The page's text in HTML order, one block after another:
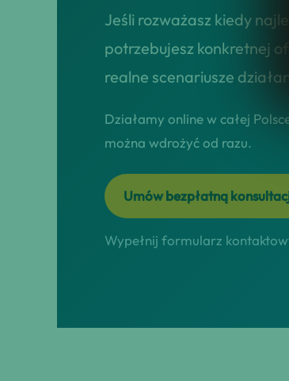
Jeśli rozważasz kiedy
potrzebujesz konkretnej
realne scenariusze
Działamy online w całej
można wdrożyć od razu.
Umów bezpłatną
Wypełnij formularz